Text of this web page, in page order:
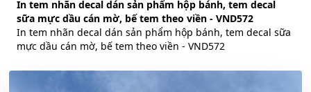
In tem nhãn decal dán sản phẩm hộp bánh, tem decal
sữa mực dầu cán mờ, bế tem theo viền - VND572
In tem nhãn decal dán sản phẩm hộp bánh, tem decal sữa
mực dầu cán mờ, bế tem theo viền - VND572